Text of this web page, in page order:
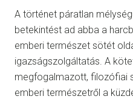
A történet páratlan
betekintést ad abba a
emberi természet sötét
igazságszolgáltatás. A
megfogalmazott, filozófiai
emberi természetről a